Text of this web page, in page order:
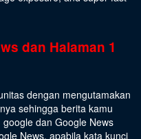
dan Halaman 1
dengan mengutamakan
sehingga berita kamu
dan Google News
News, apabila kata kunci